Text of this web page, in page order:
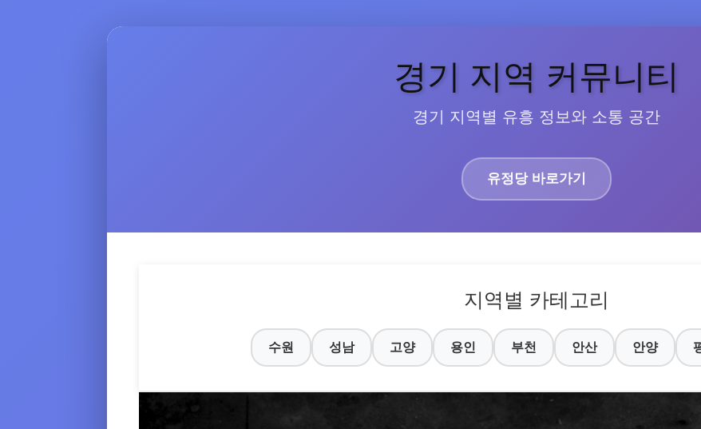
경기 지역 커뮤니티
경기 지역별 유흥 정보와 소통 공간
유정당 바로가기
지역별 카테고리
수원 성남 고양 용인 부천 안산 안양